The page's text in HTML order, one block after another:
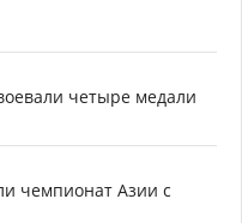
четыре медали
чемпионат Азии с